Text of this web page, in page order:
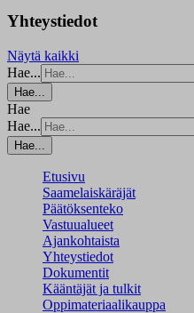
Yhteystiedot
Näytä kaikki
Hae...
Hae...
Hae
Hae...
Hae...
Etusivu
Saamelaiskäräjät
Päätöksenteko
Vastuualueet
Ajankohtaista
Yhteystiedot
Dokumentit
Kääntäjät ja tulkit
Oppimateriaalikauppa